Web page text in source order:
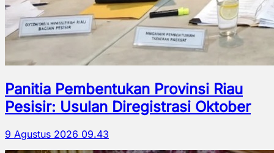
Panitia Pembentukan Provinsi Riau
Pesisir: Usulan Diregistrasi Oktober
9 Agustus 2026 09.43